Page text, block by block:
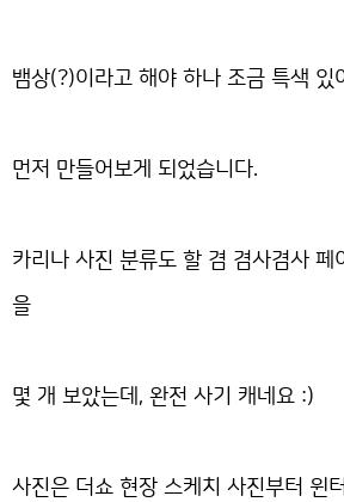
뱀상(?)이라고 해야 하나 조금 특색 있
먼저 만들어보게 되었습니다.
카리나 사진 분류도 할 겸 겸사겸사 페
을
몇 개 보았는데, 완전 사기 캐네요 :)
사진은 더쇼 현장 스케치 사진부터 윈